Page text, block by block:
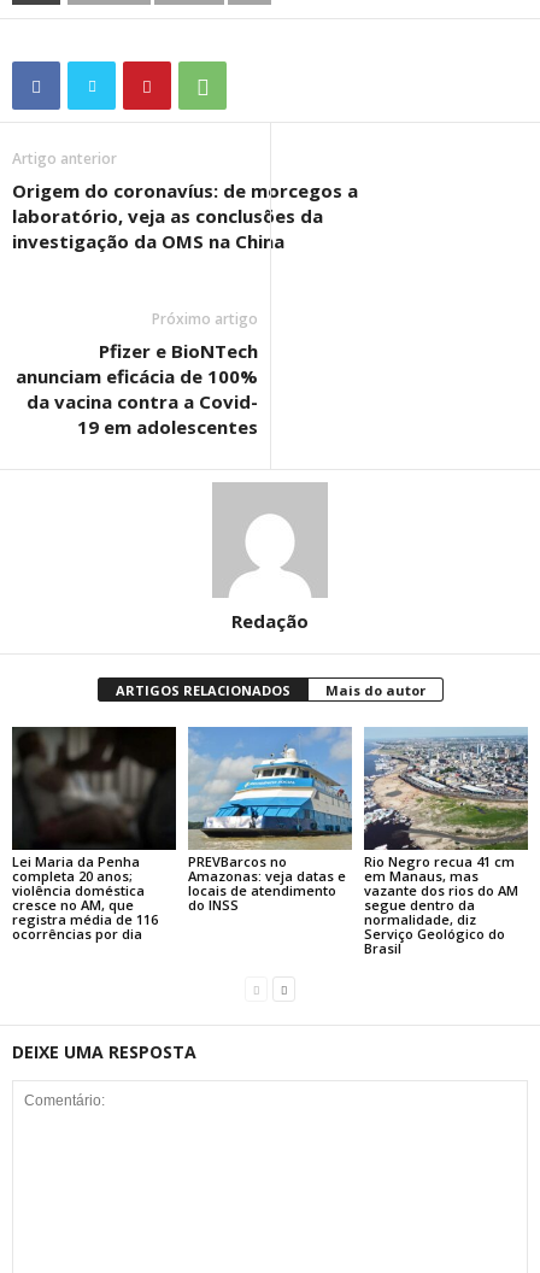
Artigo anterior
Origem do coronavíus: de morcegos a
laboratório, veja as conclusões da
investigação da OMS na China
Próximo artigo
Pfizer e BioNTech
anunciam eficácia de 100%
da vacina contra a Covid-
19 em adolescentes
Redação
ARTIGOS RELACIONADOS Mais do autor
Lei Maria da Penha
completa 20 anos;
violência doméstica
cresce no AM, que
registra média de 116
ocorrências por dia
PREVBarcos no
Amazonas: veja datas e
locais de atendimento
do INSS
Rio Negro recua 41 cm
em Manaus, mas
vazante dos rios do AM
segue dentro da
normalidade, diz
Serviço Geológico do
Brasil
DEIXE UMA RESPOSTA